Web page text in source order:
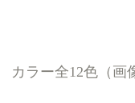
カラー全12色（画